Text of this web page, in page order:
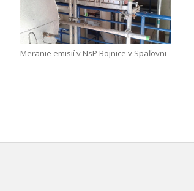
Meranie emisií v NsP Bojnice v Spaľovni